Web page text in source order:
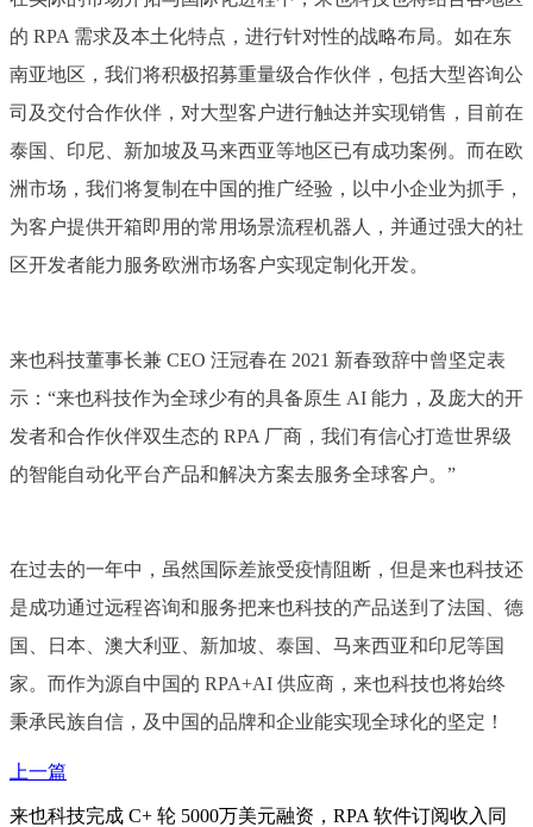
的 RPA 需求及本土化特点，进行针对性的战略布局。如在东
南亚地区，我们将积极招募重量级合作伙伴，包括大型咨询公
司及交付合作伙伴，对大型客户进行触达并实现销售，目前在
泰国、印尼、新加坡及马来西亚等地区已有成功案例。而在欧
洲市场，我们将复制在中国的推广经验，以中小企业为抓手，
为客户提供开箱即用的常用场景流程机器人，并通过强大的社
区开发者能力服务欧洲市场客户实现定制化开发。
来也科技董事长兼 CEO 汪冠春在 2021 新春致辞中曾坚定表
示：“来也科技作为全球少有的具备原生 AI 能力，及庞大的开
发者和合作伙伴双生态的 RPA 厂商，我们有信心打造世界级
的智能自动化平台产品和解决方案去服务全球客户。”
在过去的一年中，虽然国际差旅受疫情阻断，但是来也科技还
是成功通过远程咨询和服务把来也科技的产品送到了法国、德
国、日本、澳大利亚、新加坡、泰国、马来西亚和印尼等国
家。而作为源自中国的 RPA+AI 供应商，来也科技也将始终
秉承民族自信，及中国的品牌和企业能实现全球化的坚定！
上一篇
来也科技完成 C+ 轮 5000万美元融资，RPA 软件订阅收入同